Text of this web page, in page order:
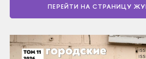
ПЕРЕЙТИ НА СТРАНИЦУ